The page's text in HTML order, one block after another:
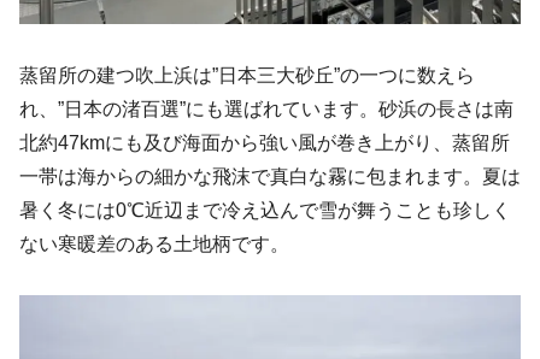
蒸留所の建つ吹上浜は”日本三大砂丘”の一つに数えら
れ、”日本の渚百選”にも選ばれています。砂浜の長さは南
北約47kmにも及び海面から強い風が巻き上がり、蒸留所
一帯は海からの細かな飛沫で真白な霧に包まれます。夏は
暑く冬には0℃近辺まで冷え込んで雪が舞うことも珍しく
ない寒暖差のある土地柄です。